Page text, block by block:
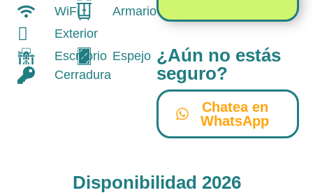
WiFi
Armario
Exterior
Escritorio Espejo
Cerradura
¿Aún no estás
seguro?
Chatea en
WhatsApp
Disponibilidad 2026